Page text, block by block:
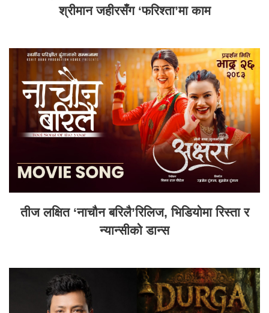
श्रीमान जहीरसँग ‘फरिश्ता’मा काम
तीज लक्षित ‘नाचौन बरिलै’रिलिज, भिडियोमा रिस्ता र
न्यान्सीको डान्स